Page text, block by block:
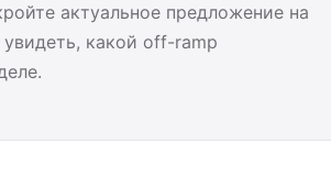
актуальное предложение на
какой off-ramp